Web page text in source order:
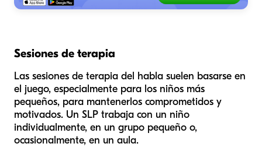
Sesiones de terapia
Las sesiones de terapia del habla suelen basarse en
el juego, especialmente para los niños más
pequeños, para mantenerlos comprometidos y
motivados. Un SLP trabaja con un niño
individualmente, en un grupo pequeño o,
ocasionalmente, en un aula.